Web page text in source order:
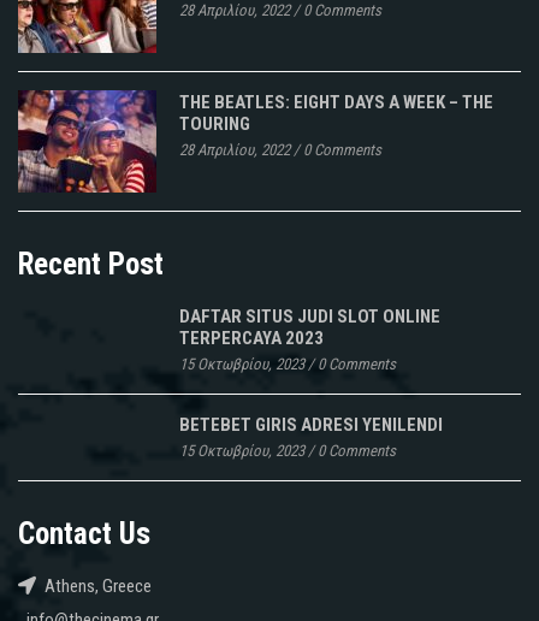
28 Απριλίου, 2022/0 Comments
THE BEATLES: EIGHT DAYS A WEEK – THE
TOURING
28 Απριλίου, 2022/0 Comments
Recent Post
DAFTAR SITUS JUDI SLOT ONLINE
TERPERCAYA 2023
15 Οκτωβρίου, 2023/0 Comments
BETEBET GIRIS ADRESI YENILENDI
15 Οκτωβρίου, 2023/0 Comments
Contact Us
Athens, Greece